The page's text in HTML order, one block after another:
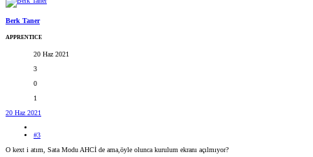
Berk Taner
APPRENTICE
20 Haz 2021
3
0
1
20 Haz 2021
#3
O kext i atım, Sata Modu AHCİ de ama,öyle olunca kurulum ekranı açılmıyor?